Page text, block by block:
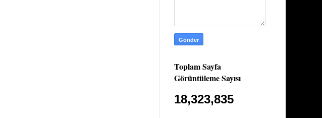
Toplam Sayfa
Görüntüleme Sayısı
18,323,835